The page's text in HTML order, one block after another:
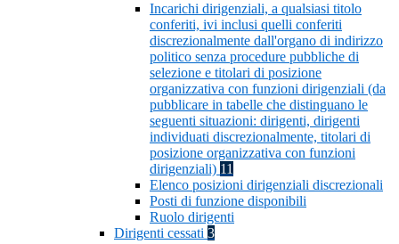
Incarichi dirigenziali, a qualsiasi titolo
conferiti, ivi inclusi quelli conferiti
discrezionalmente dall'organo di indirizzo
politico senza procedure pubbliche di
selezione e titolari di posizione
organizzativa con funzioni dirigenziali (da
pubblicare in tabelle che distinguano le
seguenti situazioni: dirigenti, dirigenti
individuati discrezionalmente, titolari di
posizione organizzativa con funzioni
dirigenziali) 11
Elenco posizioni dirigenziali discrezionali
Posti di funzione disponibili
Ruolo dirigenti
Dirigenti cessati 3